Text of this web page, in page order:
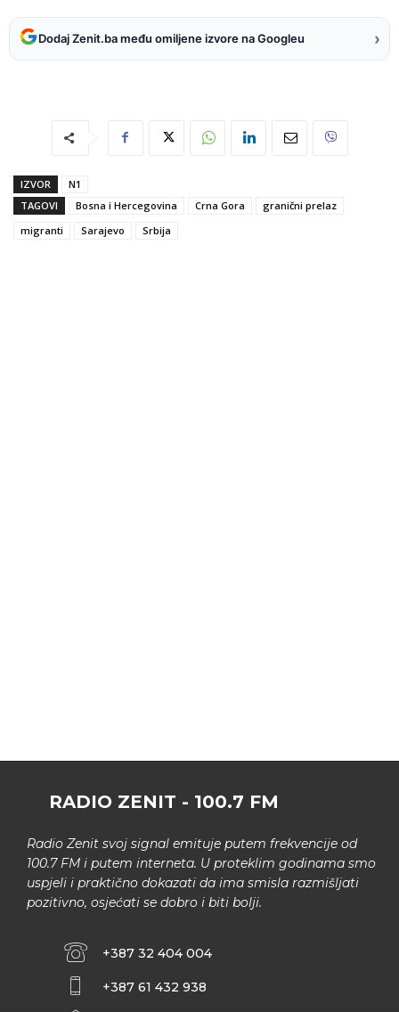
Dodaj Zenit.ba među omiljene izvore na Googleu ›
IZVOR
N1
TAGOVI
Bosna i Hercegovina Crna Gora
granični prelaz
migranti
Sarajevo Srbija
RADIO ZENIT - 100.7 FM
Radio Zenit svoj signal emituje putem frekvencije od
100.7 FM i putem interneta. U proteklim godinama smo
uspjeli i praktično dokazati da ima smisla razmišljati
pozitivno, osjećati se dobro i biti bolji.
+387 32 404 004
+387 61 432 938